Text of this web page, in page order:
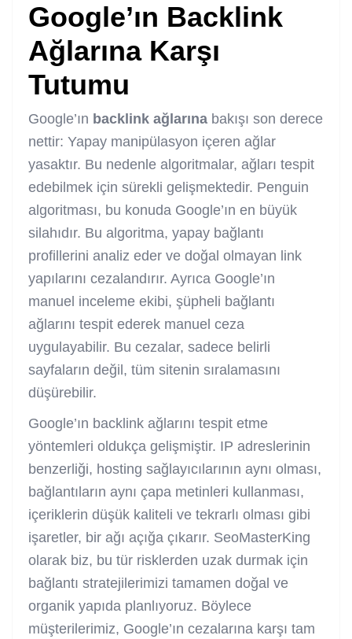
Google’ın Backlink
Ağlarına Karşı
Tutumu
Google’ın backlink ağlarına bakışı son derece
nettir: Yapay manipülasyon içeren ağlar
yasaktır. Bu nedenle algoritmalar, ağları tespit
edebilmek için sürekli gelişmektedir. Penguin
algoritması, bu konuda Google’ın en büyük
silahıdır. Bu algoritma, yapay bağlantı
profillerini analiz eder ve doğal olmayan link
yapılarını cezalandırır. Ayrıca Google’ın
manuel inceleme ekibi, şüpheli bağlantı
ağlarını tespit ederek manuel ceza
uygulayabilir. Bu cezalar, sadece belirli
sayfaların değil, tüm sitenin sıralamasını
düşürebilir.
Google’ın backlink ağlarını tespit etme
yöntemleri oldukça gelişmiştir. IP adreslerinin
benzerliği, hosting sağlayıcılarının aynı olması,
bağlantıların aynı çapa metinleri kullanması,
içeriklerin düşük kaliteli ve tekrarlı olması gibi
işaretler, bir ağı açığa çıkarır. SeoMasterKing
olarak biz, bu tür risklerden uzak durmak için
bağlantı stratejilerimizi tamamen doğal ve
organik yapıda planlıyoruz. Böylece
müşterilerimiz, Google’ın cezalarına karşı tam